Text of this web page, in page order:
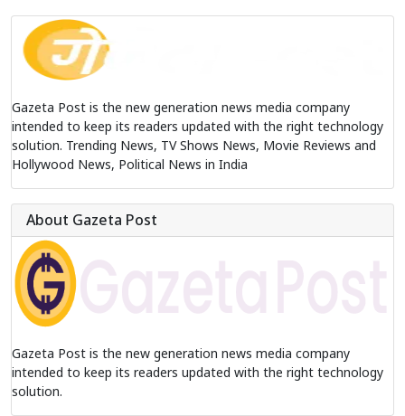
Gazeta Post is the new generation news media company
intended to keep its readers updated with the right technology
solution. Trending News, TV Shows News, Movie Reviews and
Hollywood News, Political News in India
About Gazeta Post
Gazeta Post is the new generation news media company
intended to keep its readers updated with the right technology
solution.